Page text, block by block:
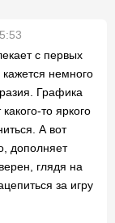
с первых
немного
Графика
то яркого
А вот
дополняет
глядя на
за игру